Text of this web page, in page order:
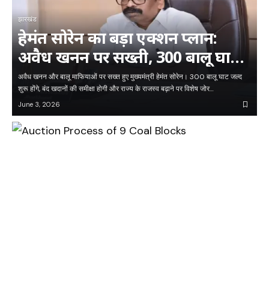
झारखंड
हेमंत सोरेन का बड़ा एक्शन प्लान:
अवैध खनन पर सख्ती, 300 बालू घाट
जल्द होंगे शुरू
अवैध खनन और बालू माफियाओं पर सख्त हुए मुख्यमंत्री हेमंत सोरेन। 300 बालू घाट जल्द
शुरू होंगे, बंद खदानों की समीक्षा होगी और राज्य के राजस्व बढ़ाने पर विशेष जोर…
June 3, 2026